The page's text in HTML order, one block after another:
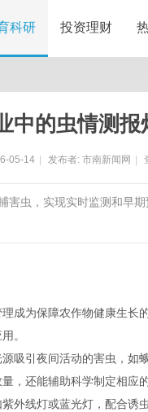
科研 投资理财
中的虫情测
05-14 发布者: 市南新闻网
害虫，实现实时监测和早
成为保障农作物健康生
。
吸引夜间活动的害虫，
，还能辅助科学制定相应
外线灯或蓝光灯，配合